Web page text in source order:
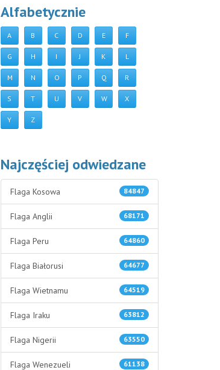
Alfabetycznie
A B C D E F
G H I J K L
M N O P Q R
S T U V W X
Y Z
Najczęściej odwiedzane
84847
Flaga Kosowa
68171
Flaga Anglii
64860
Flaga Peru
64677
Flaga Białorusi
64519
Flaga Wietnamu
63812
Flaga Iraku
63550
Flaga Nigerii
61138
Flaga Wenezueli